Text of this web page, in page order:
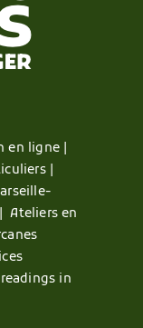
en ligne |
|
|Ateliers en
in